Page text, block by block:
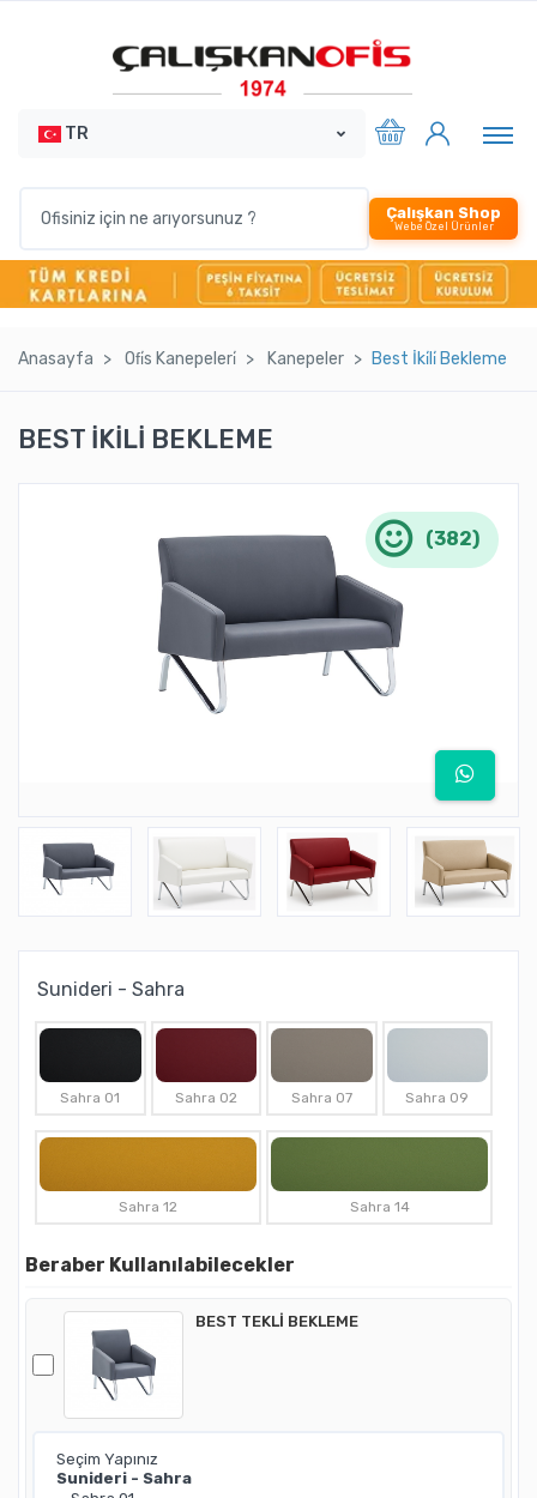
TR
Çalışkan Shop
Webe Özel Ürünler
Anasayfa Ofi̇s Kanepeleri̇ Kanepeler Best İki̇li̇ Bekleme
BEST İKİLİ BEKLEME
(382)
Sunideri - Sahra
Sahra 01 Sahra 02 Sahra 07 Sahra 09
Sahra 12 Sahra 14
Beraber Kullanılabilecekler
BEST TEKLİ BEKLEME